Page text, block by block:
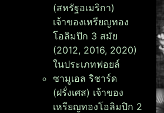
(สหรัฐอเมริกา)
เจ้าของเหรียญทอง
โอลิมปิก 3 สมัย
(2012, 2016, 2020)
ในประเภทฟอยล์
ซามูเอล ริชาร์ด
(ฝรั่งเศส) เจ้าของ
เหรียญทองโอลิมปิก 2